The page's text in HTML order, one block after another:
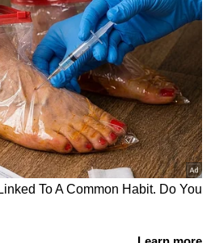
നിയമോപദേശം
പുറത്തുവരുന്നവിവരം.
മണപ്പാട്
വിജിലൻസ്
ചൂണ്ടികാണിക്കുന്നുമുണ്ട്.